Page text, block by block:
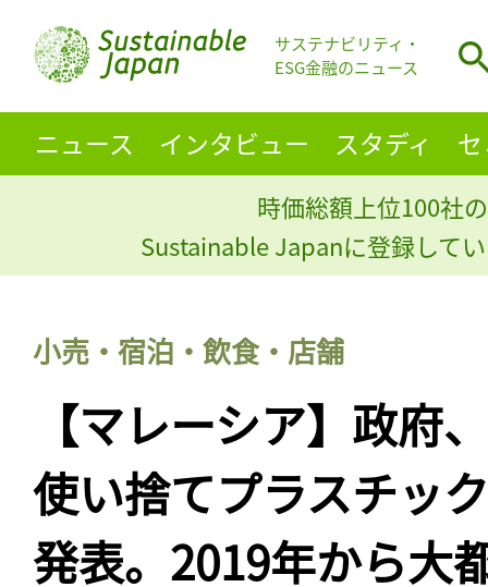
サステナビリティ・
ESG金融のニュース
ニュース インタビュー スタディ
時価総額上位100社
Sustainable Japanに登録して
小売・宿泊・飲食・店舗
【マレーシア】政府
使い捨てプラスチッ
発表。2019年から大